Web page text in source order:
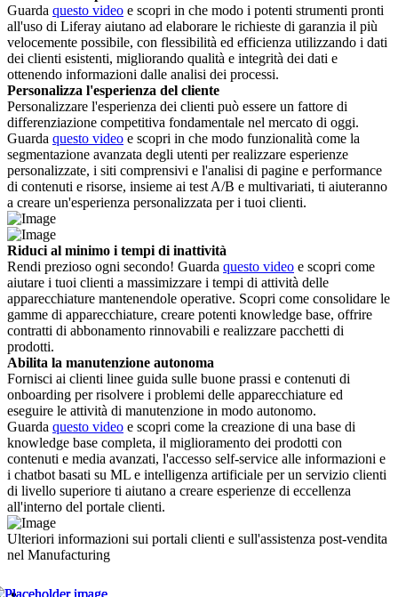
Guarda questo video e scopri in che modo i potenti strumenti pronti
all'uso di Liferay aiutano ad elaborare le richieste di garanzia il più
velocemente possibile, con flessibilità ed efficienza utilizzando i dati
dei clienti esistenti, migliorando qualità e integrità dei dati e
ottenendo informazioni dalle analisi dei processi.
Personalizza l'esperienza del cliente
Personalizzare l'esperienza dei clienti può essere un fattore di
differenziazione competitiva fondamentale nel mercato di oggi.
Guarda questo video e scopri in che modo funzionalità come la
segmentazione avanzata degli utenti per realizzare esperienze
personalizzate, i siti comprensivi e l'analisi di pagine e performance
di contenuti e risorse, insieme ai test A/B e multivariati, ti aiuteranno
a creare un'esperienza personalizzata per i tuoi clienti.
Riduci al minimo i tempi di inattività
Rendi prezioso ogni secondo! Guarda questo video e scopri come
aiutare i tuoi clienti a massimizzare i tempi di attività delle
apparecchiature mantenendole operative. Scopri come consolidare le
gamme di apparecchiature, creare potenti knowledge base, offrire
contratti di abbonamento rinnovabili e realizzare pacchetti di
prodotti.
Abilita la manutenzione autonoma
Fornisci ai clienti linee guida sulle buone prassi e contenuti di
onboarding per risolvere i problemi delle apparecchiature ed
eseguire le attività di manutenzione in modo autonomo.
Guarda questo video e scopri come la creazione di una base di
knowledge base completa, il miglioramento dei prodotti con
contenuti e media avanzati, l'accesso self-service alle informazioni e
i chatbot basati su ML e intelligenza artificiale per un servizio clienti
di livello superiore ti aiutano a creare esperienze di eccellenza
all'interno del portale clienti.
Ulteriori informazioni sui portali clienti e sull'assistenza post-vendita
nel Manufacturing